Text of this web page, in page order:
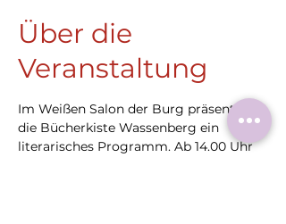
Über die
Veranstaltung
Im Weißen Salon der Burg präsentiert
die Bücherkiste Wassenberg ein
literarisches Programm. Ab 14.00 Uhr